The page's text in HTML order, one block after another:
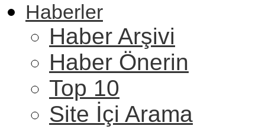
Haberler
Haber Arşivi
Haber Önerin
Top 10
Site İçi Arama